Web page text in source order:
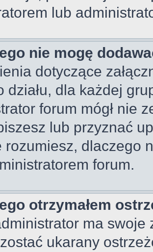
lub
nie mogę
dotyczące
działu, dla każdej
forum mógł nie
lub przyznać
rozumiesz, dlaczego
forum.
otrzymałem
ma swoje
zostać ukarany